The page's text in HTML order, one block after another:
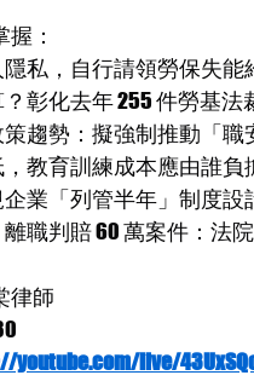
：
私，自行請領勞保失
彰化去年 255 件勞基
趨勢：擬強制推動「
教育訓練成本應由誰
業「列管半年」制度設
職判賠 60 萬案件：法
律師
youtube.com/live/